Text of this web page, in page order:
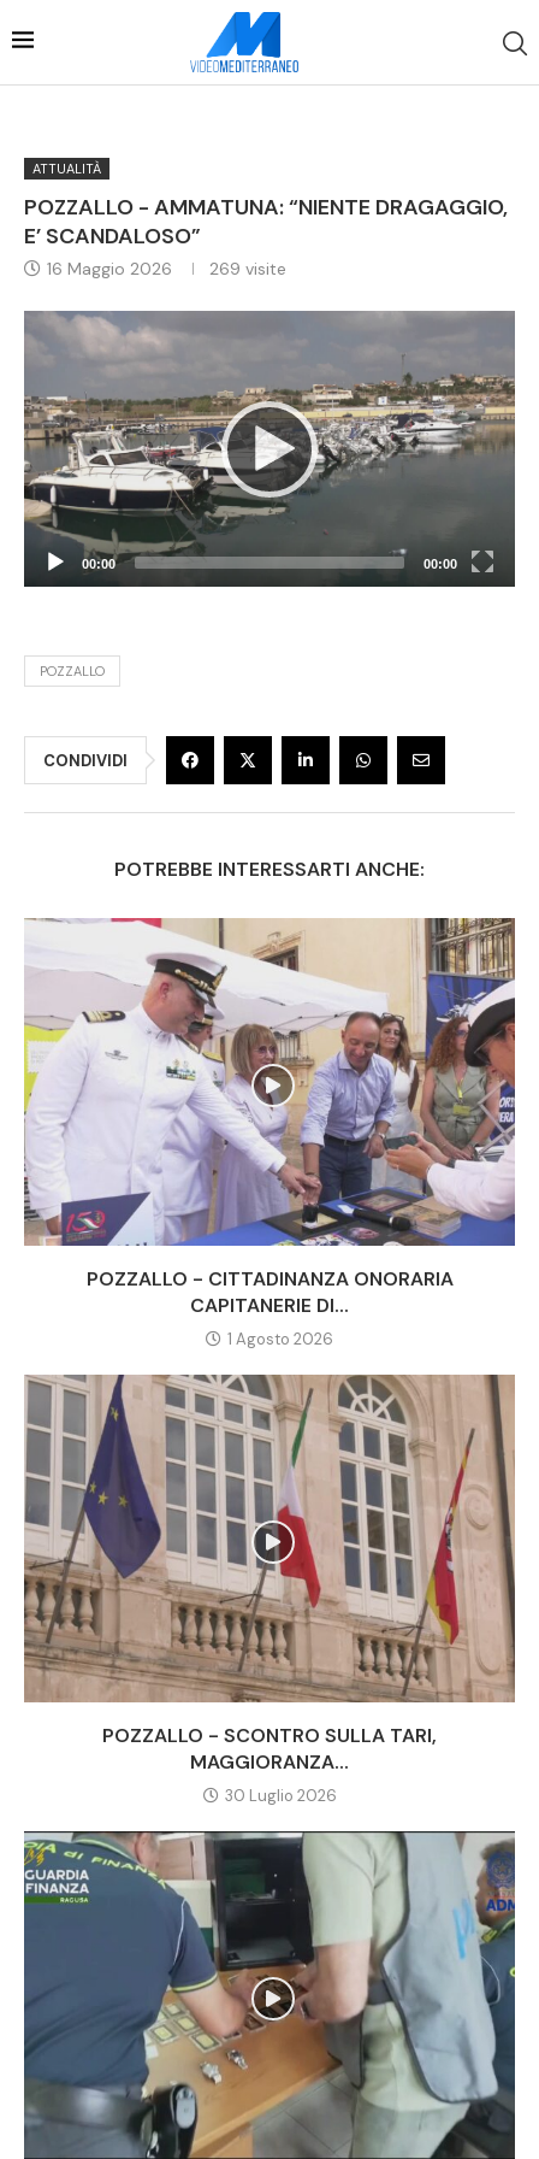
ATTUALITÀ
POZZALLO - AMMATUNA: “NIENTE DRAGAGGIO,
E’ SCANDALOSO”
16 Maggio 2026 269 visite
00:00 00:00
POZZALLO
CONDIVIDI
POTREBBE INTERESSARTI ANCHE:
POZZALLO - CITTADINANZA ONORARIA
CAPITANERIE DI...
1 Agosto 2026
POZZALLO - SCONTRO SULLA TARI,
MAGGIORANZA...
30 Luglio 2026